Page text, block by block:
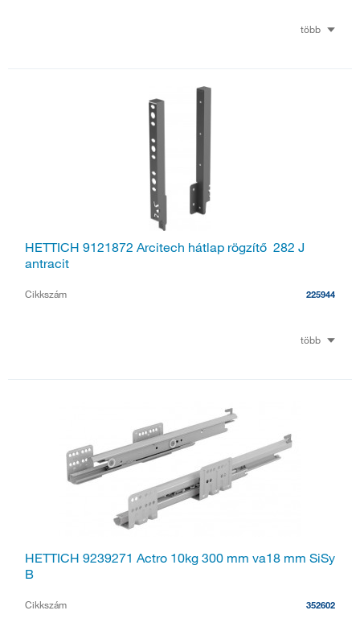
több
HETTICH 9121872 Arcitech hátlap rögzítő 282 J
antracit
Cikkszám 225944
több
HETTICH 9239271 Actro 10kg 300 mm va18 mm SiSy
B
Cikkszám 352602